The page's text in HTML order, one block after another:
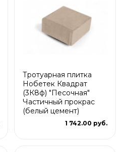
Тротуарная плитка
Нобетек Квадрат
(3К8ф) "Песочная"
Частичный прокрас
(белый цемент)
1 742.00 руб.